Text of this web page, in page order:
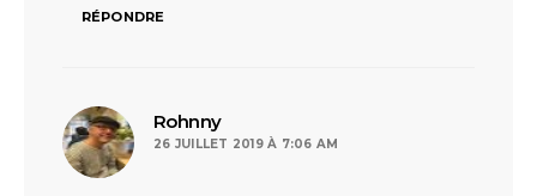
RÉPONDRE
Rohnnydit :
26 JUILLET 2019 À 7:06 AM